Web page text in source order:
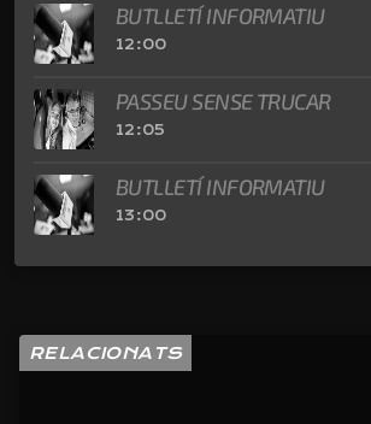
BUTLLETÍ INFORMATIU
12:00
PASSEU SENSE TRUCAR
12:05
BUTLLETÍ INFORMATIU
13:00
RELACIONATS